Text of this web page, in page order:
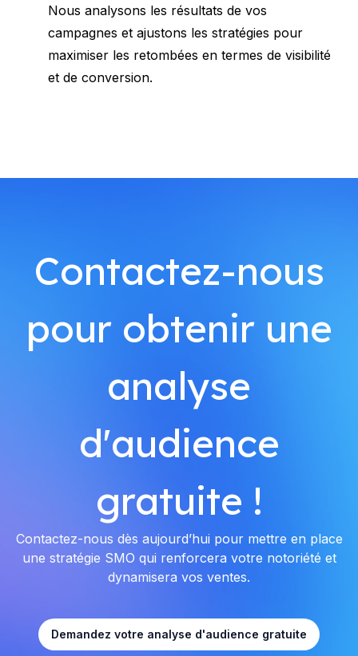
Nous analysons les résultats de vos
campagnes et ajustons les stratégies pour
maximiser les retombées en termes de visibilité
et de conversion.
Contactez-nous
pour obtenir une
analyse
d'audience
gratuite !
Contactez-nous dès aujourd’hui pour mettre en place
une stratégie SMO qui renforcera votre notoriété et
dynamisera vos ventes.
Demandez votre analyse d'audience gratuite